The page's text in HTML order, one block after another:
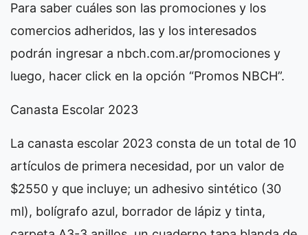
Para saber cuáles son las promociones y los
comercios adheridos, las y los interesados
podrán ingresar a nbch.com.ar/promociones y
luego, hacer click en la opción “Promos NBCH”.
Canasta Escolar 2023
La canasta escolar 2023 consta de un total de 10
artículos de primera necesidad, por un valor de
$2550 y que incluye; un adhesivo sintético (30
ml), bolígrafo azul, borrador de lápiz y tinta,